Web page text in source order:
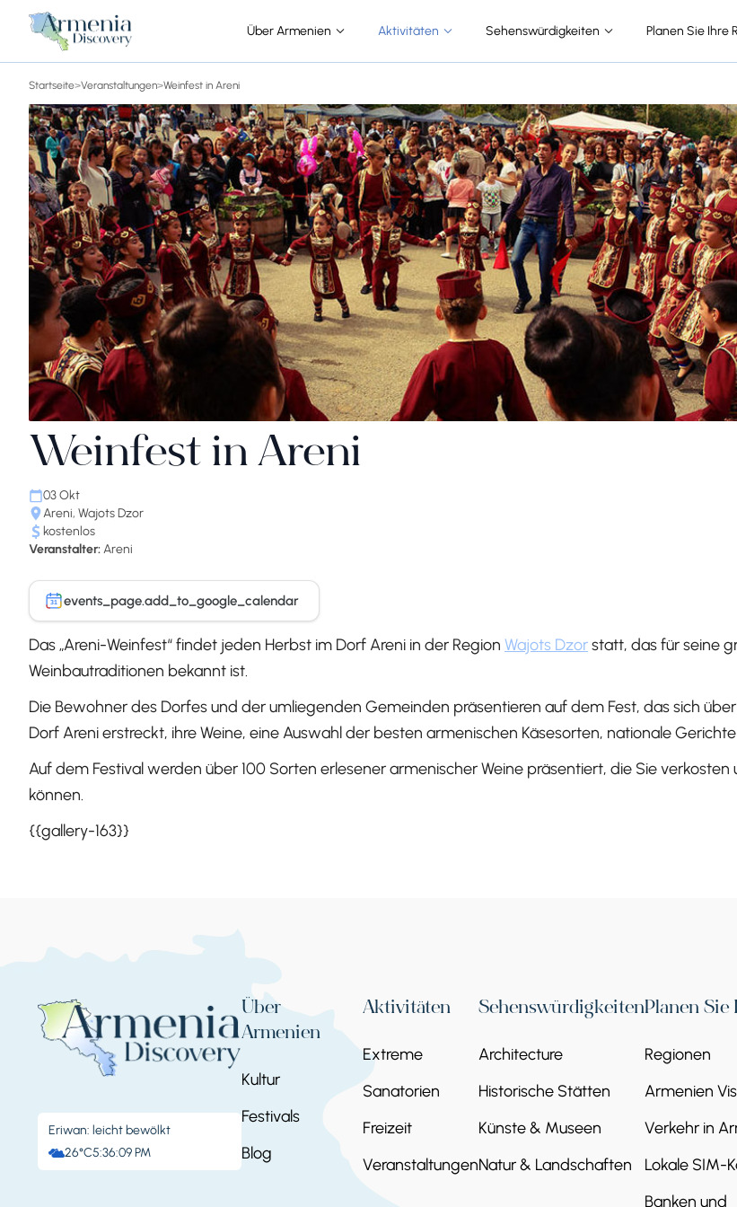
Über Armenien Aktivitäten Sehenswürdigkeiten Planen Sie Ihre
Startseite>Veranstaltungen>Weinfest in Areni
Weinfest in Areni
03 Okt
Areni, Wajots Dzor
kostenlos
Veranstalter:Areni
31 events_page.add_to_google_calendar
Das „Areni-Weinfest“ findet jeden Herbst im Dorf Areni in der Region Wajots Dzorstatt, das für seine
Weinbautraditionen bekannt ist.
Die Bewohner des Dorfes und der umliegenden Gemeinden präsentieren auf dem Fest, das sich
Dorf Areni erstreckt, ihre Weine, eine Auswahl der besten armenischen Käsesorten, nationale
Auf dem Festival werden über 100 Sorten erlesener armenischer Weine präsentiert, die Sie
können.
{{gallery-163}}
Eriwan: leicht bewölkt
26°C5:36:09 PM
Über
Armenien
Kultur
Festivals
Blog
Aktivitäten
Extreme
Sanatorien
Freizeit
Veranstaltungen
Sehenswürdigkeiten
Architecture
Historische Stätten
Künste & Museen
Natur & Landschaften
Planen Sie
Regionen
Armenien
Verkehr in
Lokale SIM-
Banken und